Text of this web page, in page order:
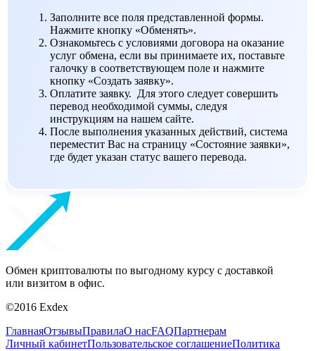
Заполните все поля представленной формы.
Нажмите кнопку «Обменять».
Ознакомьтесь с условиями договора на оказание
услуг обмена, если вы принимаете их, поставьте
галочку в соответствующем поле и нажмите
кнопку «Создать заявку».
Оплатите заявку. Для этого следует совершить
перевод необходимой суммы, следуя
инструкциям на нашем сайте.
После выполнения указанных действий, система
переместит Вас на страницу «Состояние заявки»,
где будет указан статус вашего перевода.
Обмен криптовалюты по выгодному курсу с доставкой
или визитом в офис.
©2016 Exdex
ГлавнаяОтзывыПравилаО насFAQПартнерам
Личный кабинетПользовательское соглашениеПолитика